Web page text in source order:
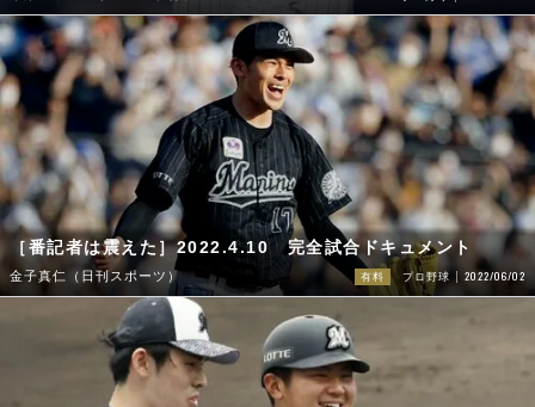
［番記者は震えた］2022.4.10 完全試合ドキュメント
金子真仁（日刊スポーツ） 有料 プロ野球 2022/06/02